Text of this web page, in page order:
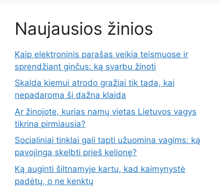
Naujausios žinios
Kaip elektroninis parašas veikia teismuose ir
sprendžiant ginčus: ką svarbu žinoti
Skalda kiemui atrodo gražiai tik tada, kai
nepadaroma ši dažna klaida
Ar žinojote, kurias namų vietas Lietuvos vagys
tikrina pirmiausia?
Socialiniai tinklai gali tapti užuomina vagims: ką
pavojinga skelbti prieš kelionę?
Ką auginti šiltnamyje kartu, kad kaimynystė
padėtų, o ne kenktų